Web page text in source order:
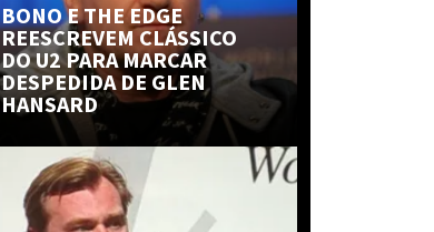
BONO E THE EDGE
REESCREVEM CLÁSSICO
DO U2 PARA MARCAR
DESPEDIDA DE GLEN
HANSARD